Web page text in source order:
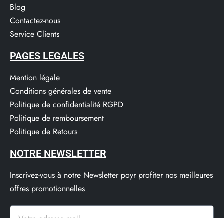
Blog
Contactez-nous
Service Clients​
PAGES LEGALES
Mention légale
Conditions générales de vente
Politique de confidentialité RGPD
Politique de remboursement
Politique de Retours
NOTRE NEWSLETTER
Inscrivez-vous à notre Newsletter poyr profiter nos meilleures
offres promotionnelles